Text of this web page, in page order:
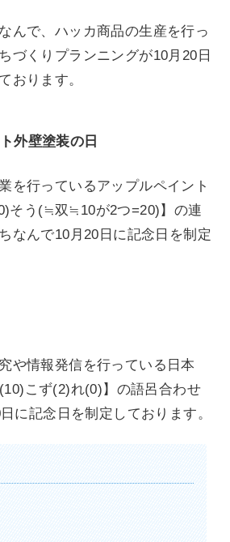
んで、ハッカ商品の生産を行っ
づくりプランニングが10月20日
おります。
外壁塗装の日
を行っているアップルペイント
そう(≒双≒10が2つ=20)】の連
なんで10月20日に記念日を制定
や情報発信を行っている日本
こず(2)れ(0)】の語呂合わせ
に記念日を制定しております。